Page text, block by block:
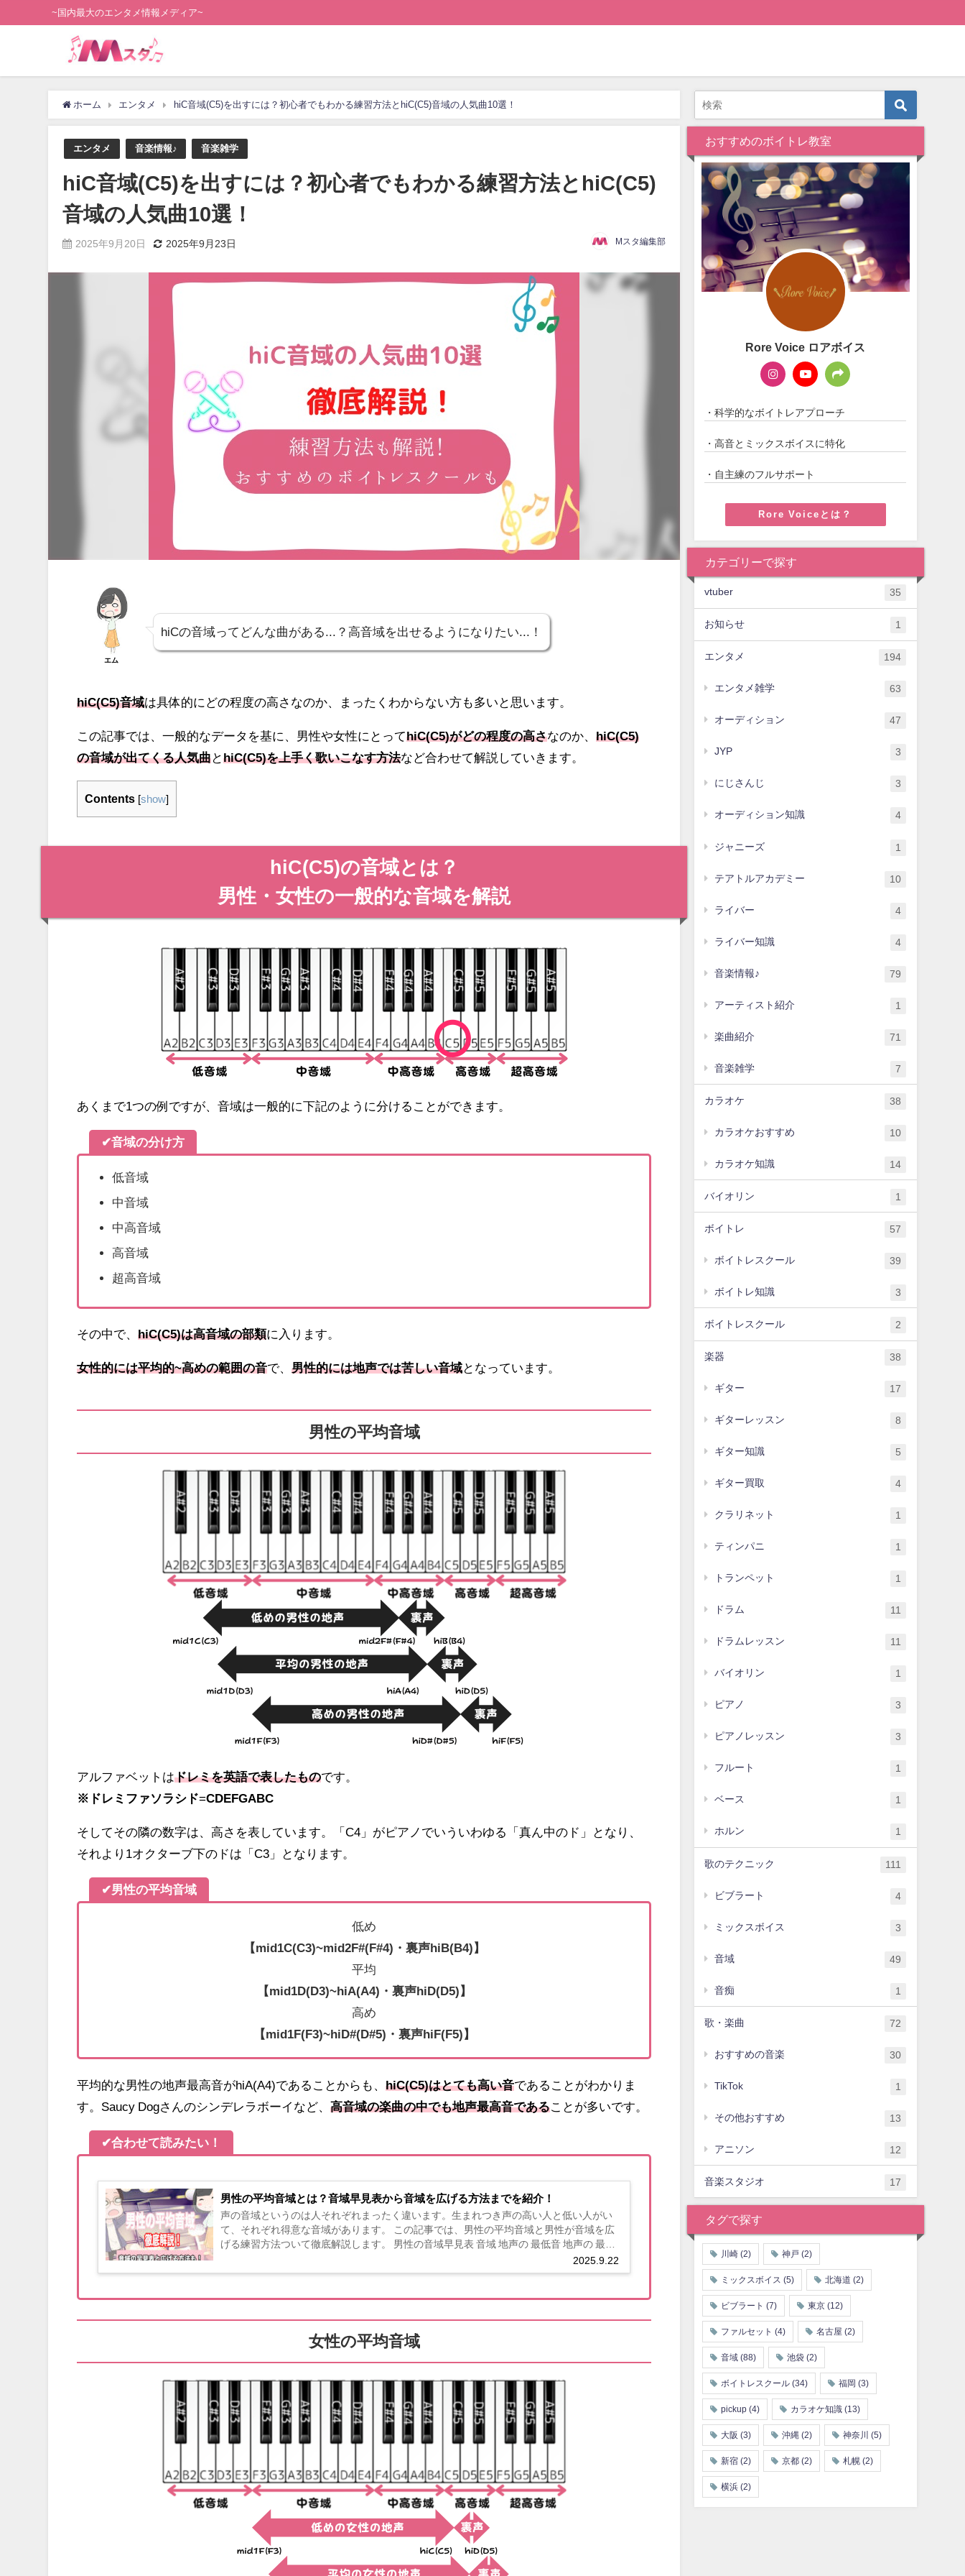
~国内最大のエンタメ情報メディア~
ホーム エンタメ hiC音域(C5)を出すには？初心者でもわかる練習方法とhiC(C5)音域の人気曲10選！
エンタメ 音楽情報♪ 音楽雑学
hiC音域(C5)を出すには？初心者でもわかる練習方法とhiC(C5)
音域の人気曲10選！
2025年9月20日 2025年9月23日 Mスタ編集部
エム
hiCの音域ってどんな曲がある...？高音域を出せるようになりたい...！
hiC(C5)音域は具体的にどの程度の高さなのか、まったくわからない方も多いと思います。
この記事では、一般的なデータを基に、男性や女性にとってhiC(C5)がどの程度の高さなのか、hiC(C5)
の音域が出てくる人気曲とhiC(C5)を上手く歌いこなす方法など合わせて解説していきます。
Contents [show]
hiC(C5)の音域とは？
男性・女性の一般的な音域を解説
あくまで1つの例ですが、音域は一般的に下記のように分けることができます。
✔音域の分け方
低音域
中音域
中高音域
高音域
超高音域
その中で、hiC(C5)は高音域の部類に入ります。
女性的には平均的~高めの範囲の音で、男性的には地声では苦しい音域となっています。
男性の平均音域
アルファベットはドレミを英語で表したものです。
※ドレミファソラシド=CDEFGABC
そしてその隣の数字は、高さを表しています。「C4」がピアノでいういわゆる「真ん中のド」となり、
それより1オクターブ下のドは「C3」となります。
✔男性の平均音域
低め
【mid1C(C3)~mid2F#(F#4)・裏声hiB(B4)】
平均
【mid1D(D3)~hiA(A4)・裏声hiD(D5)】
高め
【mid1F(F3)~hiD#(D#5)・裏声hiF(F5)】
平均的な男性の地声最高音がhiA(A4)であることからも、hiC(C5)はとても高い音であることがわかりま
す。Saucy Dogさんのシンデレラボーイなど、高音域の楽曲の中でも地声最高音である ことが多いです。
✔合わせて読みたい！
男性の平均音域とは？音域早見表から音域を広げる方法までを紹介！
2025.9.22
声の音域というのは人それぞれまったく違います。生まれつき声の高い人と低い人がい
て、それぞれ得意な音域があります。 この記事では、男性の平均音域と男性が音域を広
げる練習方法ついて徹底解説します。 男性の音域早見表 音域 地声の 最低音 地声の 最高
女性の平均音域
おすすめのボイトレ教室
Rore Voice ロアボイス
・科学的なボイトレアプローチ
・高音とミックスボイスに特化
・自主練のフルサポート
Rore Voiceとは？
カテゴリーで探す
vtuber 35
お知らせ 1
エンタメ 194
エンタメ雑学 63
オーディション 47
JYP 3
にじさんじ 3
オーディション知識 4
ジャニーズ 1
テアトルアカデミー 10
ライバー 4
ライバー知識 4
音楽情報♪ 79
アーティスト紹介 1
楽曲紹介 71
音楽雑学 7
カラオケ 38
カラオケおすすめ 10
カラオケ知識 14
バイオリン 1
ボイトレ 57
ボイトレスクール 39
ボイトレ知識 3
ボイトレスクール 2
楽器 38
ギター 17
ギターレッスン 8
ギター知識 5
ギター買取 4
クラリネット 1
ティンパニ 1
トランペット 1
ドラム 11
ドラムレッスン 11
バイオリン 1
ピアノ 3
ピアノレッスン 3
フルート 1
ベース 1
ホルン 1
歌のテクニック 111
ビブラート 4
ミックスボイス 3
音域 49
音痴 1
歌・楽曲 72
おすすめの音楽 30
TikTok 1
その他おすすめ 13
アニソン 12
音楽スタジオ 17
タグで探す
川崎(2) 神戸 (2)
ミックスボイス (5) 北海道 (2)
ビブラート (7) 東京(12)
ファルセット (4) 名古屋 (2)
音域(88) 池袋(2)
ボイトレスクール(34) 福岡 (3)
pickup(4) カラオケ知識 (13)
大阪 (3) 沖縄 (2) 神奈川 (5)
新宿(2) 京都(2) 札幌(2)
横浜(2)